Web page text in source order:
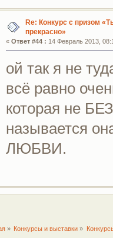
Re: Конкурс с призом
прекрасно»
«Ответ #44 : 14 Февраль 2013,
ой так я не
всё равно
которая не
называется
ЛЮБВИ.
» Конкурсы и выставки »